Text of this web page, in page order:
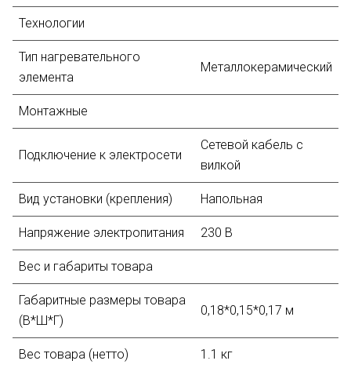
Технологии
Тип нагревательного
элемента
Металлокерамический
Монтажные
Подключение к электросети
Сетевой кабель с
вилкой
Вид установки (крепления) Напольная
Напряжение электропитания 230 В
Вес и габариты товара
Габаритные размеры товара
(В*Ш*Г)
0,18*0,15*0,17 м
Вес товара (нетто) 1.1 кг